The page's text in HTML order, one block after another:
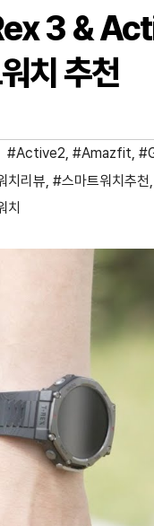
3 &
치 추천
#Active2, #Amazfit,
치리뷰, #스마트워치추천,
치